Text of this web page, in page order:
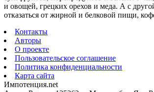
и овощей, грецких орехов и меда. А с
отказаться от жирной и белковой пищи,
Контакты
Авторы
О проекте
Пользовательское соглашение
Политика конфиденциальности
Карта сайта
Импотенция.net